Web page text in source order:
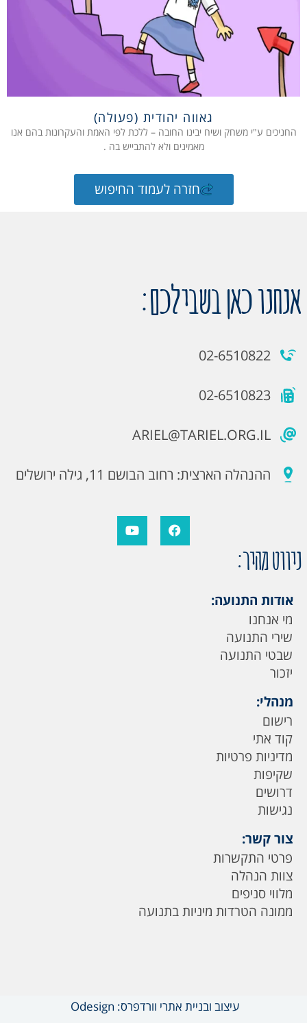
גאווה יהודית (פעולה)
החניכים ע"י משחק ושיח יבינו החובה – ללכת לפי האמת והעקרונות בהם אנו
מאמינים ולא להתבייש בה .
חזרה לעמוד החיפוש
אנחנו כאן בשבילכם:
02-6510822
02-6510823
ARIEL@TARIEL.ORG.IL
ההנהלה הארצית: רחוב הבושם 11, גילה ירושלים
ניווט מהיר:
אודות התנועה:
מי אנחנו
שירי התנועה
שבטי התנועה
יזכור
מנהלי:
רישום
קוד אתי
מדיניות פרטיות
שקיפות
דרושים
נגישות
צור קשר:
פרטי התקשרות
צוות הנהלה
מלווי סניפים
ממונה הטרדות מיניות בתנועה
עיצוב ובניית אתרי וורדפרס: Odesign